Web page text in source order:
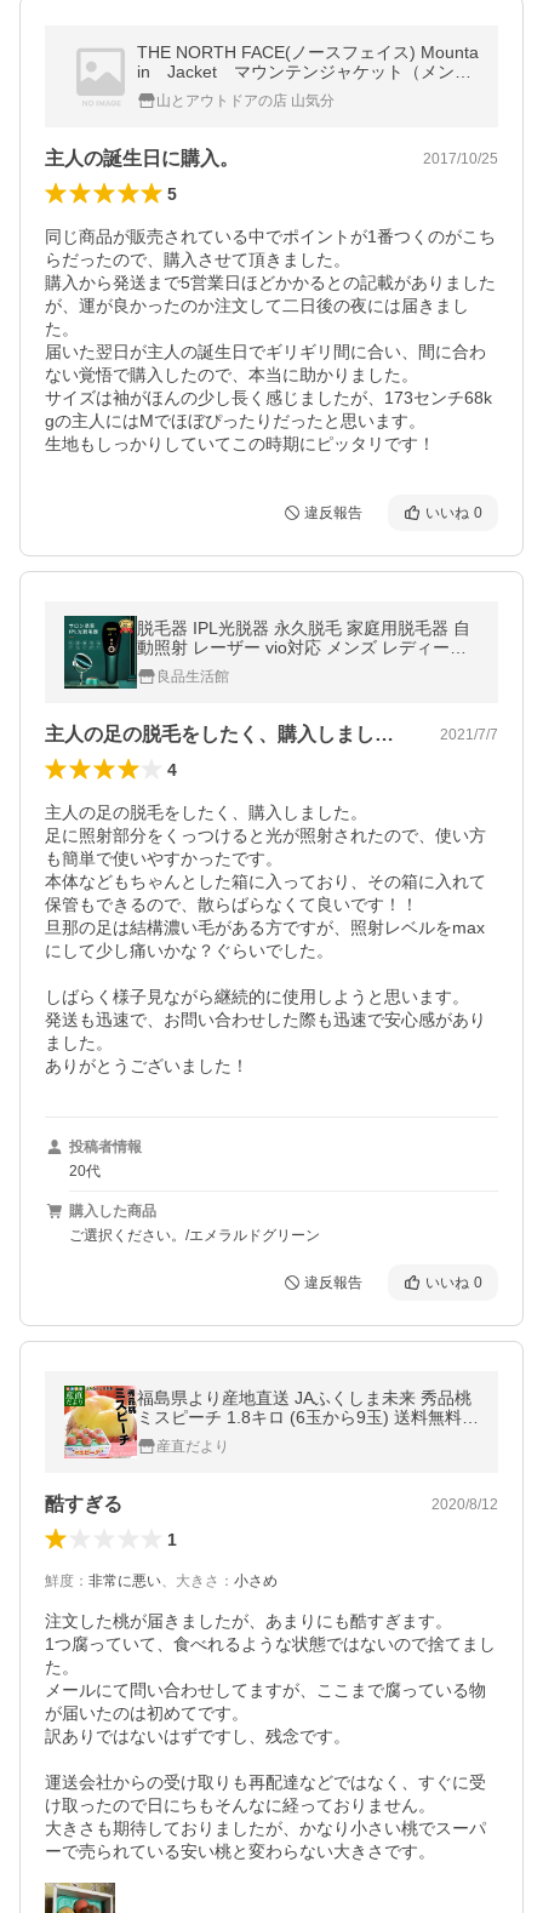
THE NORTH FACE(ノースフェイス) Mounta
in Jacket マウンテンジャケット（メン
ズ） NP61540
山とアウトドアの店 山気分
主人の誕生日に購入。 2017/10/25
5
同じ商品が販売されている中でポイントが1番つくのがこち
らだったので、購入させて頂きました。
購入から発送まで5営業日ほどかかるとの記載がありました
が、運が良かったのか注文して二日後の夜には届きまし
た。
届いた翌日が主人の誕生日でギリギリ間に合い、間に合わ
ない覚悟で購入したので、本当に助かりました。
サイズは袖がほんの少し長く感じましたが、173センチ68k
gの主人にはMでほぼぴったりだったと思います。
生地もしっかりしていてこの時期にピッタリです！
違反報告 いいね 0
脱毛器 IPL光脱器 永久脱毛 家庭用脱毛器 自
動照射 レーザー vio対応 メンズ レディース
良品生活館
主人の足の脱毛をしたく、購入しました。… 2021/7/7
4
主人の足の脱毛をしたく、購入しました。
足に照射部分をくっつけると光が照射されたので、使い方
も簡単で使いやすかったです。
本体などもちゃんとした箱に入っており、その箱に入れて
保管もできるので、散らばらなくて良いです！！
旦那の足は結構濃い毛がある方ですが、照射レベルをmax
にして少し痛いかな？ぐらいでした。
しばらく様子見ながら継続的に使用しようと思います。
発送も迅速で、お問い合わせした際も迅速で安心感があり
ました。
ありがとうございました！
投稿者情報
20代
購入した商品
ご選択ください。/エメラルドグリーン
違反報告 いいね 0
福島県より産地直送 JAふくしま未来 秀品桃
ミスピーチ 1.8キロ (6玉から9玉) 送料無料
もも 桃
産直だより
酷すぎる 2020/8/12
1
鮮度 ： 非常に悪い、 大きさ ： 小さめ
注文した桃が届きましたが、あまりにも酷すぎます。
1つ腐っていて、食べれるような状態ではないので捨てまし
た。
メールにて問い合わせしてますが、ここまで腐っている物
が届いたのは初めてです。
訳ありではないはずですし、残念です。
運送会社からの受け取りも再配達などではなく、すぐに受
け取ったので日にちもそんなに経っておりません。
大きさも期待しておりましたが、かなり小さい桃でスーパ
ーで売られている安い桃と変わらない大きさです。